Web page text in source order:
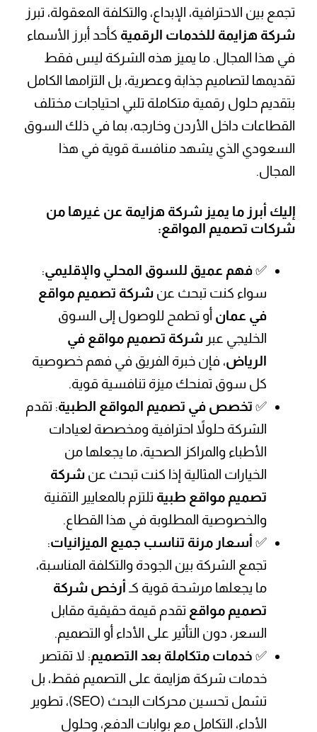
تجمع بين الاحترافية، الإبداع، والتكلفة المعقولة، تبرز
شركة هزايمة للخدمات الرقمية كأحد أبرز الأسماء
في هذا المجال. ما يميز هذه الشركة ليس فقط
تقديمها لتصاميم جذابة وعصرية، بل التزامها الكامل
بتقديم حلول رقمية متكاملة تلبي احتياجات مختلف
القطاعات داخل الأردن وخارجه، بما في ذلك السوق
السعودي الذي يشهد منافسة قوية في هذا
المجال.
إليك أبرز ما يميز شركة هزايمة عن غيرها من
شركات تصميم المواقع:
✅فهم عميق للسوق المحلي والإقليمي:
سواء كنت تبحث عنشركة تصميم مواقع
في عمان أو تطمح للوصول إلى السوق
الخليجي عبرشركة تصميم مواقع في
الرياض، فإن خبرة الفريق في فهم خصوصية
كل سوق تمنحك ميزة تنافسية قوية.
✅ تخصص في تصميم المواقع الطبية: تقدم
الشركة حلولاً احترافية ومخصصة لعيادات
الأطباء والمراكز الصحية، ما يجعلها من
الخيارات المثالية إذا كنت تبحث عنشركة
تصميم مواقع طبية تلتزم بالمعايير التقنية
والخصوصية المطلوبة في هذا القطاع.
✅ أسعار مرنة تناسب جميع الميزانيات:
تجمع الشركة بين الجودة والتكلفة المناسبة،
ما يجعلها مرشحة قوية كـ أرخص شركة
تصميم مواقع تقدم قيمة حقيقية مقابل
السعر، دون التأثير على الأداء أو التصميم.
✅ خدمات متكاملة بعد التصميم: لا تقتصر
خدمات شركة هزايمة على التصميم فقط، بل
تشمل تحسين محركات البحث (SEO)، تطوير
الأداء، التكامل مع بوابات الدفع، وحلول